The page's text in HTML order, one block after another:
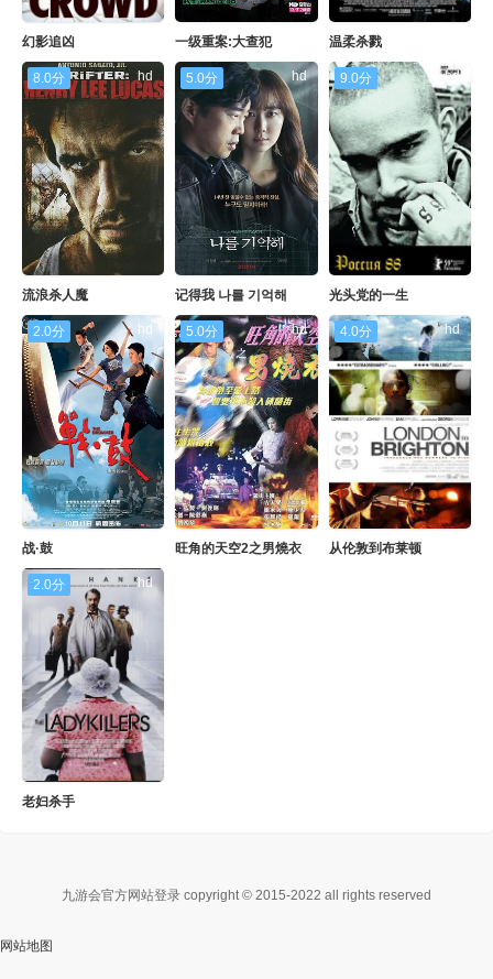
幻影追凶 一级重案:大查犯 温柔杀戮
8.0分 hd
流浪杀人魔
5.0分 hd
记得我 나를 기억해
9.0分 hd
光头党的一生
2.0分 hd
战·鼓
5.0分 hd
旺角的天空2之男燒衣
4.0分 hd
从伦敦到布莱顿
2.0分 hd
老妇杀手
九游会官方网站登录 copyright © 2015-2022 all rights reserved
网站地图